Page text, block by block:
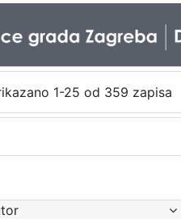
1-25 od 359 zapisa